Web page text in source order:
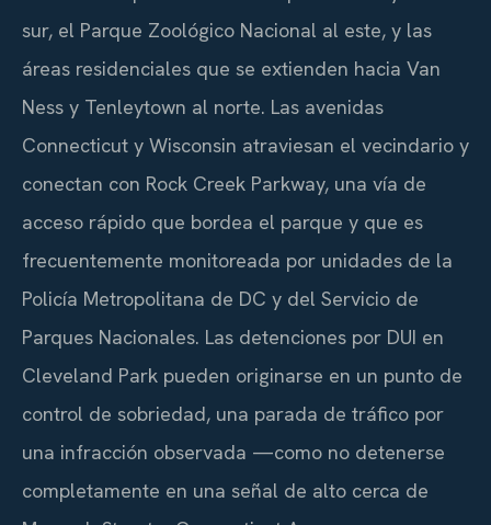
sur, el Parque Zoológico Nacional al este, y las
áreas residenciales que se extienden hacia Van
Ness y Tenleytown al norte. Las avenidas
Connecticut y Wisconsin atraviesan el vecindario y
conectan con Rock Creek Parkway, una vía de
acceso rápido que bordea el parque y que es
frecuentemente monitoreada por unidades de la
Policía Metropolitana de DC y del Servicio de
Parques Nacionales. Las detenciones por DUI en
Cleveland Park pueden originarse en un punto de
control de sobriedad, una parada de tráfico por
una infracción observada —como no detenerse
completamente en una señal de alto cerca de